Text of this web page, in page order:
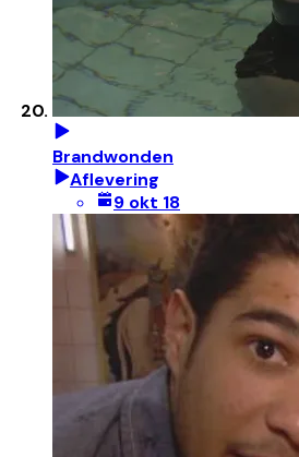
Brandwonden
Aflevering
9 okt 18